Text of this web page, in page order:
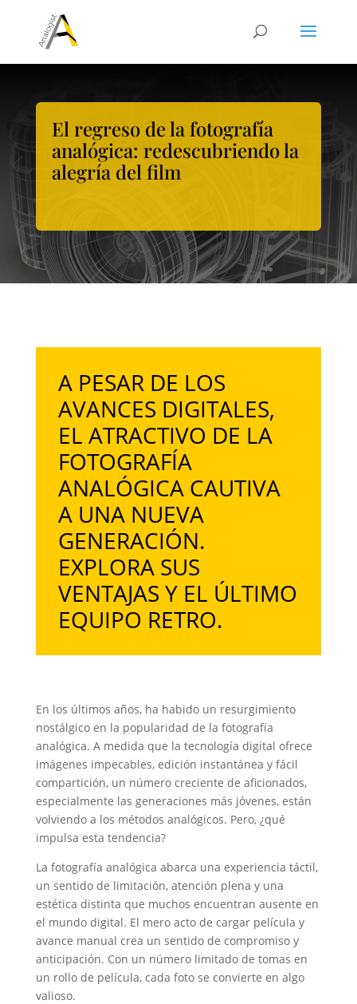
El regreso de la fotografía
analógica: redescubriendo la
alegría del film
A PESAR DE LOS
AVANCES DIGITALES,
EL ATRACTIVO DE LA
FOTOGRAFÍA
ANALÓGICA CAUTIVA
A UNA NUEVA
GENERACIÓN.
EXPLORA SUS
VENTAJAS Y EL ÚLTIMO
EQUIPO RETRO.
En los últimos años, ha habido un resurgimiento
nostálgico en la popularidad de la fotografía
analógica. A medida que la tecnología digital ofrece
imágenes impecables, edición instantánea y fácil
compartición, un número creciente de aficionados,
especialmente las generaciones más jóvenes, están
volviendo a los métodos analógicos. Pero, ¿qué
impulsa esta tendencia?
La fotografía analógica abarca una experiencia táctil,
un sentido de limitación, atención plena y una
estética distinta que muchos encuentran ausente en
el mundo digital. El mero acto de cargar película y
avance manual crea un sentido de compromiso y
anticipación. Con un número limitado de tomas en
un rollo de película, cada foto se convierte en algo
valioso.